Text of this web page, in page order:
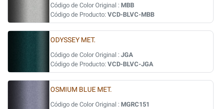
Código de Color Original : MBB
Código de Producto: VCD-BLVC-MBB
ODYSSEY MET.
Código de Color Original : JGA
Código de Producto: VCD-BLVC-JGA
OSMIUM BLUE MET.
Código de Color Original : MGRC151